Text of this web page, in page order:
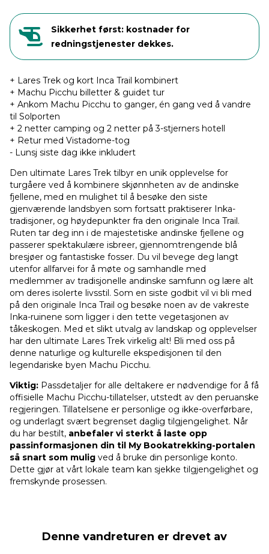
Sikkerhet først: kostnader for
redningstjenester dekkes.
+ Lares Trek og kort Inca Trail kombinert
+ Machu Picchu billetter & guidet tur
+ Ankom Machu Picchu to ganger, én gang ved å vandre
til Solporten
+ 2 netter camping og 2 netter på 3-stjerners hotell
+ Retur med Vistadome-tog
- Lunsj siste dag ikke inkludert
Den ultimate Lares Trek tilbyr en unik opplevelse for
turgåere ved å kombinere skjønnheten av de andinske
fjellene, med en mulighet til å besøke den siste
gjenværende landsbyen som fortsatt praktiserer Inka-
tradisjoner, og høydepunkter fra den originale Inca Trail.
Ruten tar deg inn i de majestetiske andinske fjellene og
passerer spektakulære isbreer, gjennomtrengende blå
bresjøer og fantastiske fosser. Du vil bevege deg langt
utenfor allfarvei for å møte og samhandle med
medlemmer av tradisjonelle andinske samfunn og lære alt
om deres isolerte livsstil. Som en siste godbit vil vi bli med
på den originale Inca Trail og besøke noen av de vakreste
Inka-ruinene som ligger i den tette vegetasjonen av
tåkeskogen. Med et slikt utvalg av landskap og opplevelser
har den ultimate Lares Trek virkelig alt! Bli med oss på
denne naturlige og kulturelle ekspedisjonen til den
legendariske byen Machu Picchu.
Viktig: Passdetaljer for alle deltakere er nødvendige for å få
offisielle Machu Picchu-tillatelser, utstedt av den peruanske
regjeringen. Tillatelsene er personlige og ikke-overførbare,
og underlagt svært begrenset daglig tilgjengelighet. Når
du har bestilt, anbefaler vi sterkt å laste opp
passinformasjonen din til My Bookatrekking-portalen
så snart som mulig ved å bruke din personlige konto.
Dette gjør at vårt lokale team kan sjekke tilgjengelighet og
fremskynde prosessen.
Denne vandreturen er drevet av